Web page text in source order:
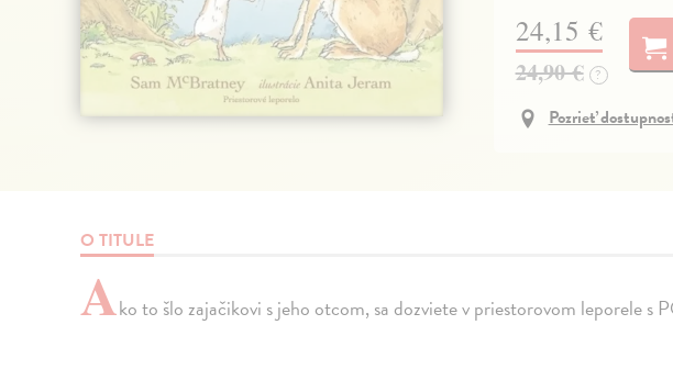
24,15 €
24,90 € ?
Pozrieť
O TITULE
Ako to šlo zajačikovi s jeho otcom, sa dozviete v priestorovom leporele s